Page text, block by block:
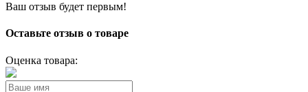
Ваш отзыв будет первым!
Оставьте отзыв о товаре
Оценка товара: